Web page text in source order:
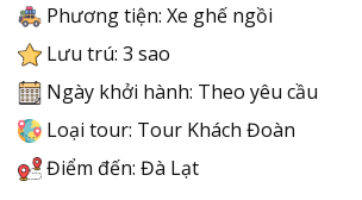
Phương tiện: Xe ghế ngồi
Lưu trú: 3 sao
Ngày khởi hành: Theo yêu cầu
Loại tour: Tour Khách Đoàn
Điểm đến: Đà Lạt